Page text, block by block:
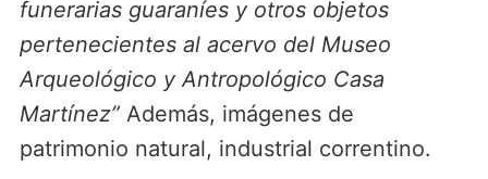
funerarias guaraníes y otros objetos
pertenecientes al acervo del Museo
Arqueológico y Antropológico Casa
Martínez”Además, imágenes de
patrimonio natural, industrial correntino.